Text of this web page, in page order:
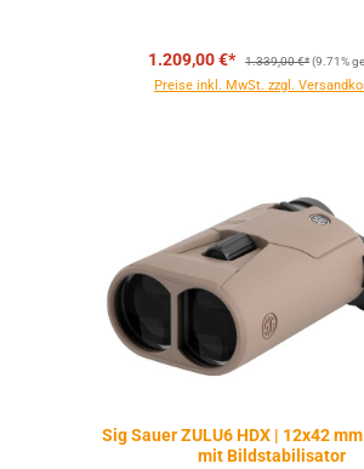
1.209,00 €* Regulärer Preis:
1.339,00 €*(9.71%
Preise inkl. MwSt. zzgl.
Sig Sauer ZULU6 HDX | 12x42
mit Bildstabilisator